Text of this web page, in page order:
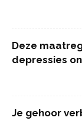
Deze
depressies
Je gehoor